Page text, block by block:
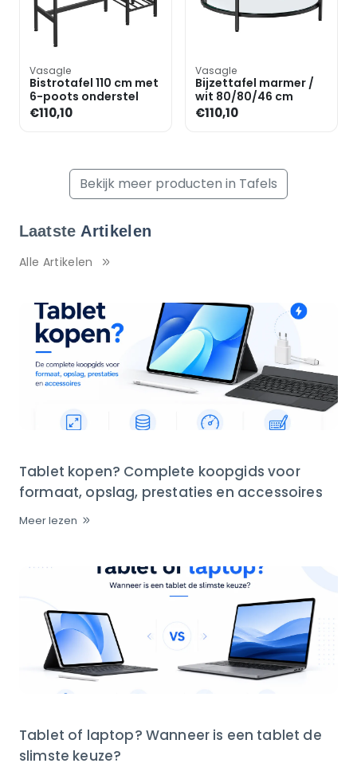
Vasagle
Bistrotafel 110 cm met
6-poots onderstel
€110,10
Vasagle
Bijzettafel marmer /
wit 80/80/46 cm
€110,10
Bekijk meer producten in Tafels
Laatste Artikelen
Alle Artikelen
Tablet kopen? Complete koopgids voor
formaat, opslag, prestaties en accessoires
Meer lezen
Tablet of laptop? Wanneer is een tablet de
slimste keuze?